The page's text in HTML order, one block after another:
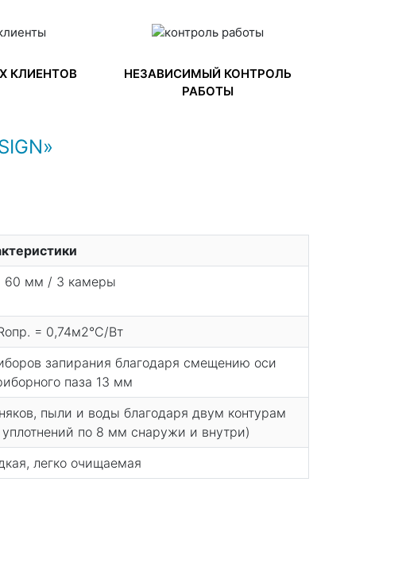
КЛИЕНТОВ
НЕЗАВИСИМЫЙ КОНТРОЛЬ
РАБОТЫ
60 мм / 3 камеры
= 0,74м2°С/Вт
запирания благодаря смещению оси
паза 13 мм
пыли и воды благодаря двум контурам
уплотнений по 8 мм снаружи и внутри)
легко очищаемая